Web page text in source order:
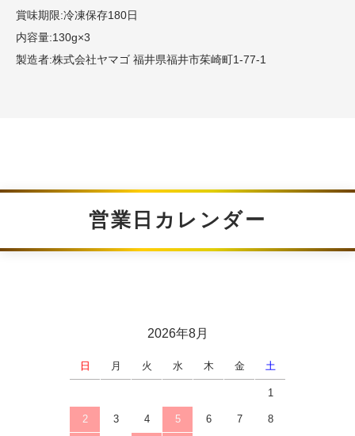
賞味期限:冷凍保存180日
内容量:130g×3
製造者:株式会社ヤマゴ 福井県福井市茱崎町1-77-1
営業日カレンダー
2026年8月
日 月 火 水 木 金 土
1
2 3 4 5 6 7 8